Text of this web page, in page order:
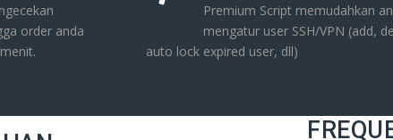
order anda
Premium Script memudahkan
mengatur user SSH/VPN (add,
auto lock expired user, dll)